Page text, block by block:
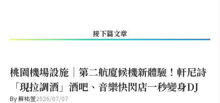
接下篇文章
桃園機場設施｜第二航廈候機新體驗！軒尼詩
「現拉調酒」酒吧、音樂快閃店一秒變身DJ
By蘇祐萱2026/07/07